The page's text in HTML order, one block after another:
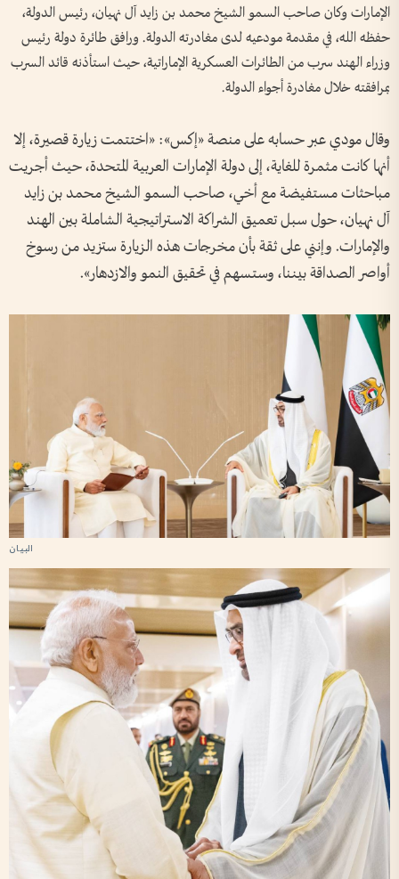
الإمارات وكان صاحب السمو الشيخ محمد بن زايد آل نهيان، رئيس الدولة،
حفظه الله، في مقدمة مودعيه لدى مغادرته الدولة. ورافق طائرة دولة رئيس
وزراء الهند سرب من الطائرات العسكرية الإماراتية، حيث استأذنه قائد السرب
بمرافقته خلال مغادرة أجواء الدولة.
وقال مودي عبر حسابه على منصة «إكس»: «اختتمت زيارة قصيرة، إلا
أنها كانت مثمرة للغاية، إلى دولة الإمارات العربية المتحدة، حيث أجريت
مباحثات مستفيضة مع أخي، صاحب السمو الشيخ محمد بن زايد
آل نهيان، حول سبل تعميق الشراكة الاستراتيجية الشاملة بين الهند
والإمارات. وإنني على ثقة بأن مخرجات هذه الزيارة ستزيد من رسوخ
أواصر الصداقة بيننا، وستسهم في تحقيق النمو والازدهار».